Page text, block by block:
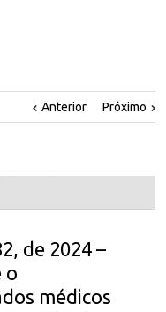
Anterior Próximo
de 2024 –
o
médicos